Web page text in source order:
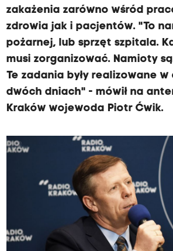
zakażenia zarówno wśród
zdrowia jak i pacjentów. "To
pożarnej, lub sprzęt szpitala.
musi zorganizować. Namioty
Te zadania były realizowane
dwóch dniach" - mówił na
Kraków wojewoda Piotr Ćwik.